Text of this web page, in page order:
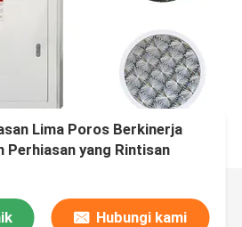
Lima Poros Berkinerja
Perhiasan yang Rintisan
Hubungi kami